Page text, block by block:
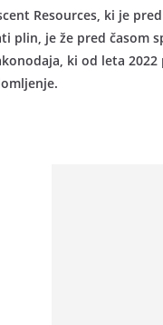
Resources, ki je
plin, je že pred časom
ki od leta